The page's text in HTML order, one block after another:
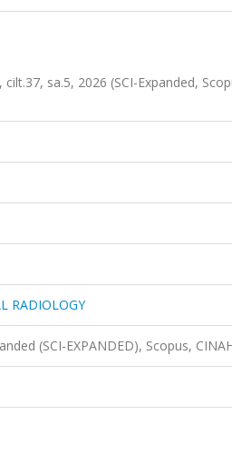
cilt.37, sa.5, 2026 (SCI-Expanded,
RADIOLOGY
(SCI-EXPANDED), Scopus,